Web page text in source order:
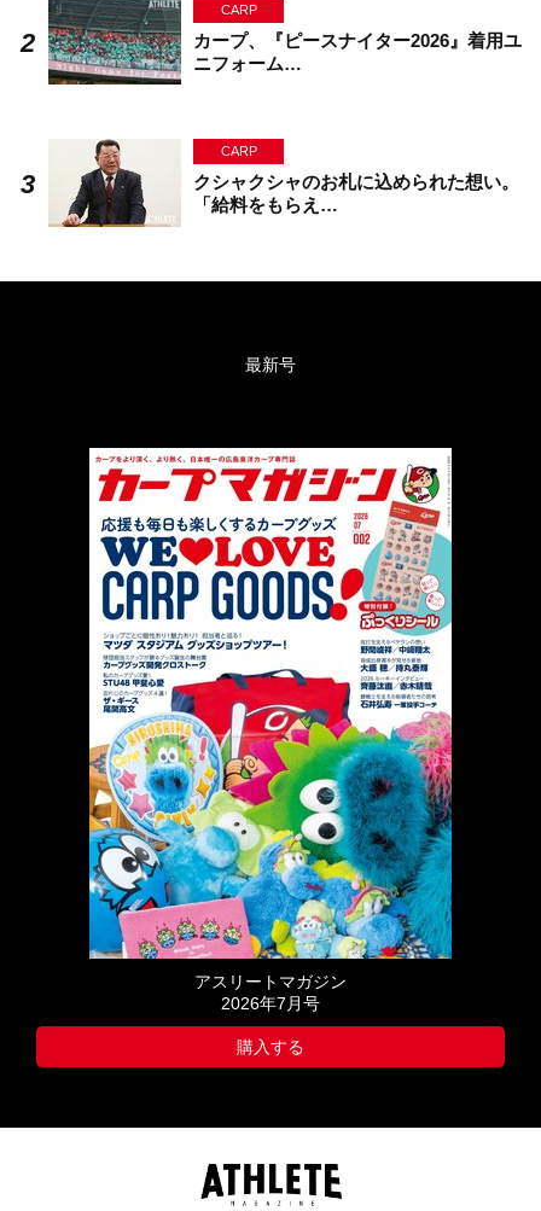
CARP
カープ、『ピースナイター2026』着用ユ
ニフォーム…
CARP
クシャクシャのお札に込められた想い。
「給料をもらえ…
最新号
アスリートマガジン
2026年7月号
購入する